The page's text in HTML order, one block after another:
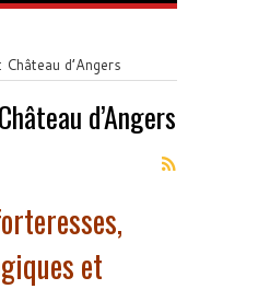
Château d’Angers
Château d’Angers
et